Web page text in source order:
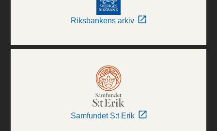
Riksbankens arkiv
Samfundet S:t Erik